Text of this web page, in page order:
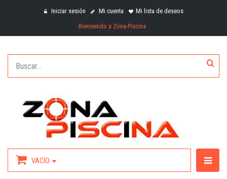
Iniciar sesión Mi cuenta
Mi lista de deseos
Bienvenido a Zona-Piscina
VACÍO